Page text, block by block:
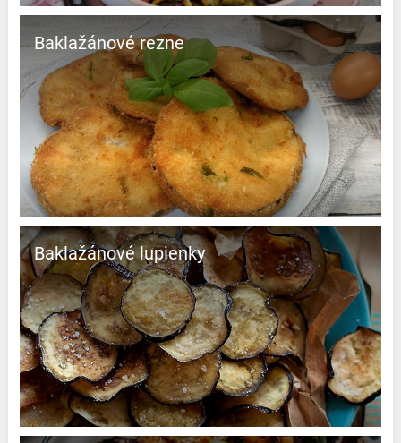
Baklažánové rezne
Baklažánové lupienky